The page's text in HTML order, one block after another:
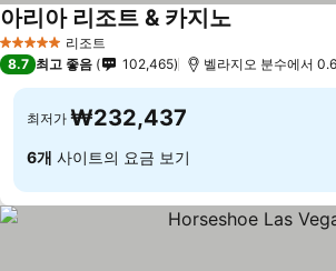
5 성급 리조트
아리아 리조트 & 카지노요금 보기
8.7 최고 좋음 102,465 벨라지오 분수에서
최저가 ₩232,437
6개 사이트의 요금 보기